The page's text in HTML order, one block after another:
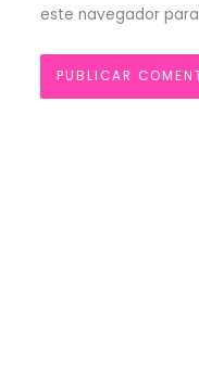
este navegador